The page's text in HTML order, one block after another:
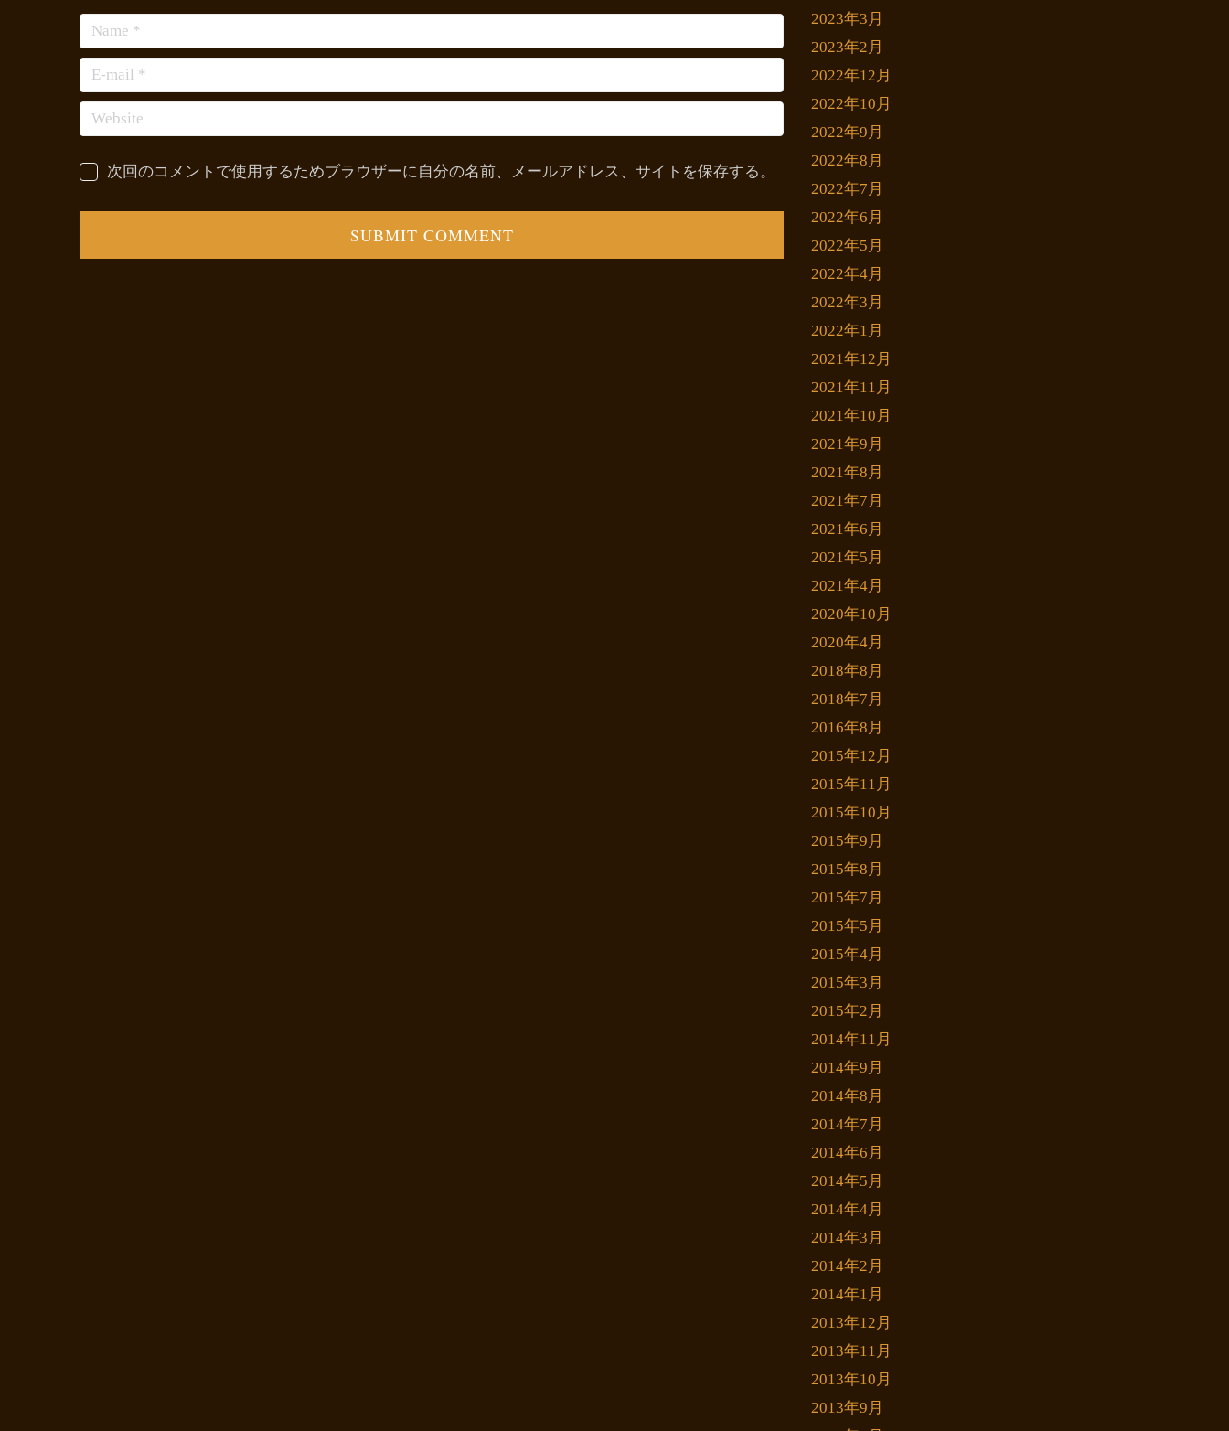
次回のコメントで使用するためブラウザーに自分の名前、メールアドレス、サイトを保存する。
2023年3月
2023年2月
2022年12月
2022年10月
2022年9月
2022年8月
2022年7月
2022年6月
2022年5月
2022年4月
2022年3月
2022年1月
2021年12月
2021年11月
2021年10月
2021年9月
2021年8月
2021年7月
2021年6月
2021年5月
2021年4月
2020年10月
2020年4月
2018年8月
2018年7月
2016年8月
2015年12月
2015年11月
2015年10月
2015年9月
2015年8月
2015年7月
2015年5月
2015年4月
2015年3月
2015年2月
2014年11月
2014年9月
2014年8月
2014年7月
2014年6月
2014年5月
2014年4月
2014年3月
2014年2月
2014年1月
2013年12月
2013年11月
2013年10月
2013年9月